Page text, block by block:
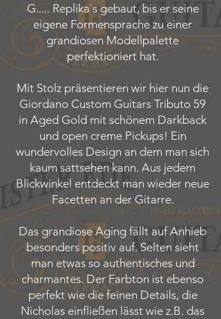
G..... Replika`s gebaut, bis er seine
eigene Formensprache zu einer
grandiosen Modellpalette
perfektioniert hat.
Mit Stolz präsentieren wir hier nun die
Giordano Custom Guitars Tributo 59
in Aged Gold mit schönem Darkback
und open creme Pickups! Ein
wundervolles Design an dem man sich
kaum sattsehen kann. Aus jedem
Blickwinkel entdeckt man wieder neue
Facetten an der Gitarre.
Das grandiose Aging fällt auf Anhieb
besonders positiv auf. Selten sieht
man etwas so authentisches und
charmantes. Der Farbton ist ebenso
perfekt wie die feinen Details, die
Nicholas einfließen lässt wie z.B. das